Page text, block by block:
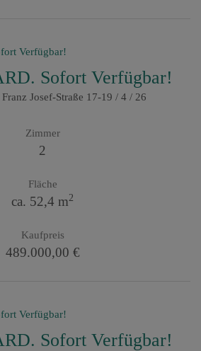
Sofort Verfügbar!
Franz Josef-Straße 17-19 / 4 / 26
Zimmer
2
Fläche
ca. 52,4 m2
Kaufpreis
489.000,00 €
Sofort Verfügbar!